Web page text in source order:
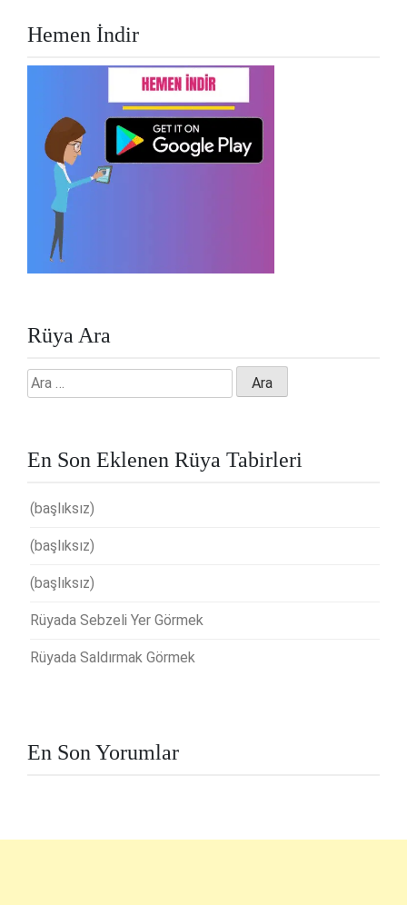
Hemen İndir
Rüya Ara
Arama:
En Son Eklenen Rüya Tabirleri
(başlıksız)
(başlıksız)
(başlıksız)
Rüyada Sebzeli Yer Görmek
Rüyada Saldırmak Görmek
En Son Yorumlar